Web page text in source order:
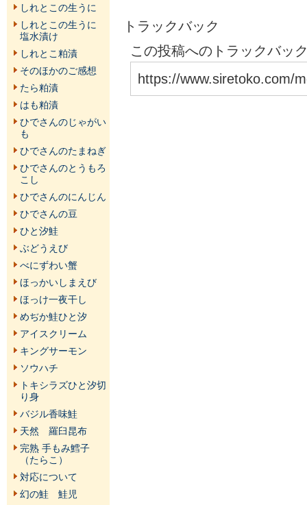
トラックバック
この投稿へのトラックバッ
https://www.siretoko.com/
しれとこの生うに
しれとこの生うに
塩水漬け
しれとこ粕漬
そのほかのご感想
たら粕漬
はも粕漬
ひでさんのじゃがい
も
ひでさんのたまねぎ
ひでさんのとうもろ
こし
ひでさんのにんじん
ひでさんの豆
ひと汐鮭
ぶどうえび
べにずわい蟹
ほっかいしまえび
ほっけ一夜干し
めぢか鮭ひと汐
アイスクリーム
キングサーモン
ソウハチ
トキシラズひと汐切
り身
バジル香味鮭
天然 羅臼昆布
完熟 手もみ鱈子
（たらこ）
対応について
幻の鮭 鮭児